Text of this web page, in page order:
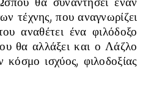
θα συναντήσει έναν
τέχνης, που αναγνωρίζει
αναθέτει ένα φιλόδοξο
θα αλλάξει και ο Λάζλο
κόσμο ισχύος, φιλοδοξίας